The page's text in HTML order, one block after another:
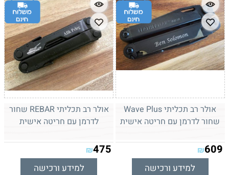
אולר רב תכליתי Wave Plus
שחור לדרמן עם חריטה אישית
₪609
למידע ורכישה
אולר רב תכליתי REBAR שחור
לדרמן עם חריטה אישית
₪475
למידע ורכישה